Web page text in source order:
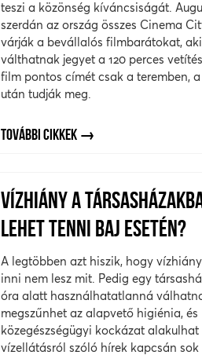
teszi a közönség kíváncsiságát.
szerdán az ország összes Cinema
várják a bevállalós filmbarátokat,
válthatnak jegyet a 120 perces
film pontos címét csak a teremben, a
után tudják meg.
TOVÁBBI CIKKEK
VÍZHIÁNY A
LEHET TENNI BAJ ESETÉN?
A legtöbben azt hiszik, hogy
inni nem lesz mit. Pedig egy
óra alatt használhatatlanná
megszűnhet az alapvető higiénia, és
közegészségügyi kockázat alakulhat
vízellátásról szóló hírek kapcsán sok